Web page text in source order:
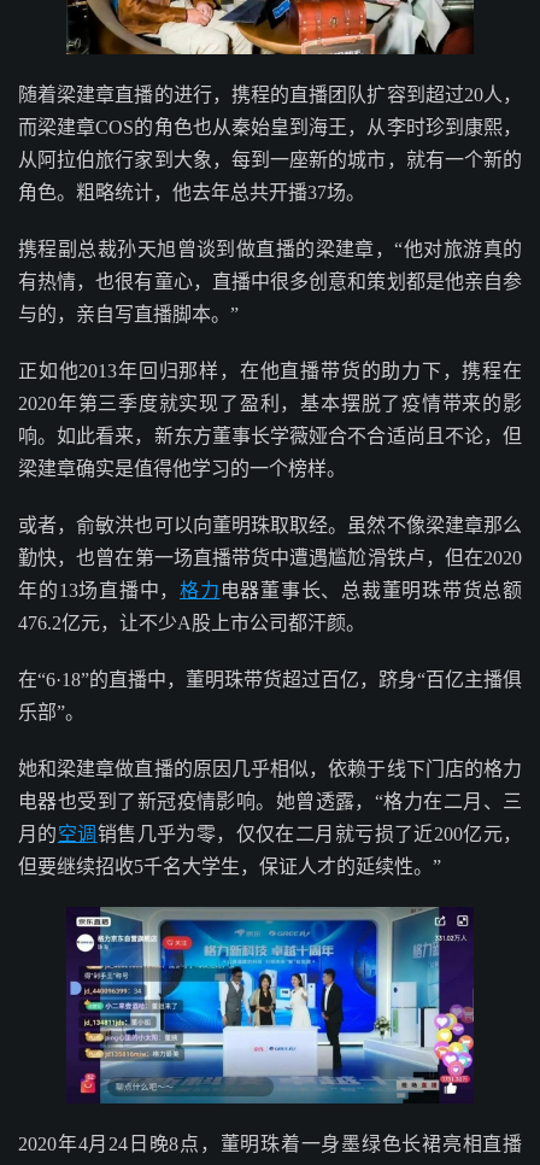
随着梁建章直播的进行，携程的直播团队扩容到超过20人，
而梁建章COS的角色也从秦始皇到海王，从李时珍到康熙，
从阿拉伯旅行家到大象，每到一座新的城市，就有一个新的
角色。粗略统计，他去年总共开播37场。
携程副总裁孙天旭曾谈到做直播的梁建章，“他对旅游真的
有热情，也很有童心，直播中很多创意和策划都是他亲自参
与的，亲自写直播脚本。”
正如他2013年回归那样，在他直播带货的助力下，携程在
2020年第三季度就实现了盈利，基本摆脱了疫情带来的影
响。如此看来，新东方董事长学薇娅合不合适尚且不论，但
梁建章确实是值得他学习的一个榜样。
或者，俞敏洪也可以向董明珠取取经。虽然不像梁建章那么
勤快，也曾在第一场直播带货中遭遇尴尬滑铁卢，但在2020
年的13场直播中， 格力 电器董事长、总裁董明珠带货总额
476.2亿元，让不少A股上市公司都汗颜。
在“6·18”的直播中，董明珠带货超过百亿，跻身“百亿主播俱
乐部”。
她和梁建章做直播的原因几乎相似，依赖于线下门店的格力
电器也受到了新冠疫情影响。她曾透露，“格力在二月、三
月的空调 销售几乎为零，仅仅在二月就亏损了近200亿元，
但要继续招收5千名大学生，保证人才的延续性。”
2020年4月24日晚8点，董明珠着一身墨绿色长裙亮相直播